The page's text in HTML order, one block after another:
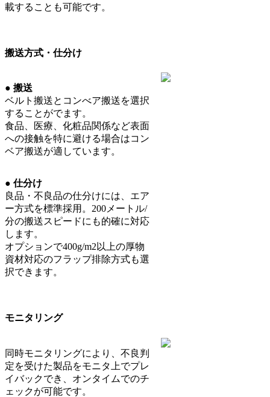
載することも可能です。
搬送方式・仕分け
● 搬送
ベルト搬送とコンべア搬送を選択
することがでます。
食品、医療、化粧品関係など表面
への接触を特に避ける場合はコン
ベア搬送が適しています。
● 仕分け
良品・不良品の仕分けには、エア
ー方式を標準採用。200メートル/
分の搬送スピードにも的確に対応
します。
オプションで400g/m2以上の厚物
資材対応のフラップ排除方式も選
択できます。
モニタリング
同時モニタリングにより、不良判
定を受けた製品をモニタ上でプレ
イバックでき、オンタイムでのチ
ェックが可能です。